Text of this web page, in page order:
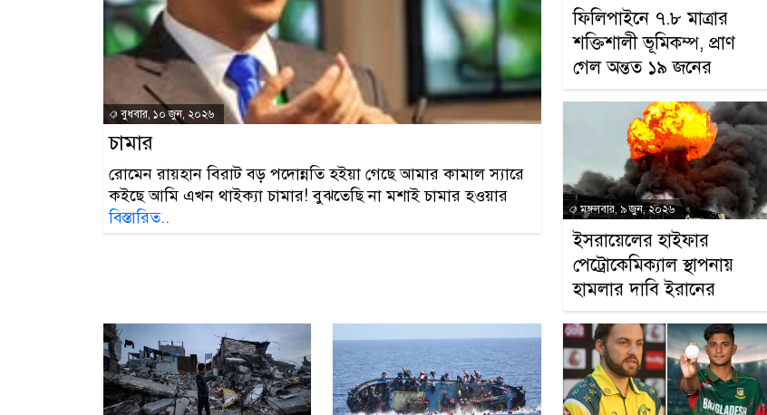
বুধবার, ১০ জুন, ২০২৬
চামার
রোমেন রায়হান বিরাট বড় পদোন্নতি হইয়া গেছে আমার কামাল স্যারে
কইছে আমি এখন থাইক্যা চামার! বুঝতেছি না মশাই চামার হওয়ার
বিস্তারিত..
ফিলিপাইনে ৭.৮ মাত্রার
শক্তিশালী ভূমিকম্প, প্রাণ
গেল অন্তত ১৯ জনের
মঙ্গলবার, ৯ জুন, ২০২৬
ইসরায়েলের হাইফার
পেট্রোকেমিক্যাল স্থাপনায়
হামলার দাবি ইরানের